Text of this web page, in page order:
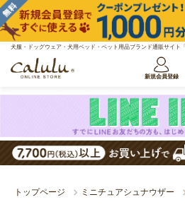
犬服・ドッグウェア・犬用ベッド・ペット用品ブランド通販サイト
新規会員登録
トップページ ミニチュアシュナウザー